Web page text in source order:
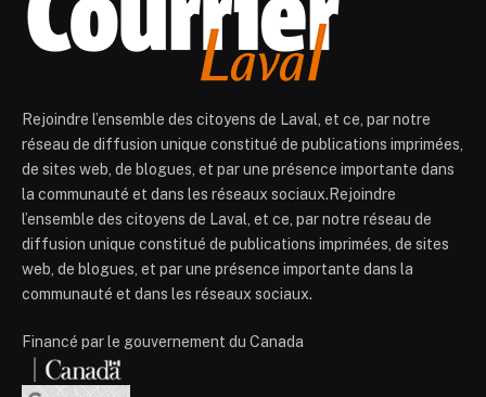
Rejoindre l’ensemble des citoyens de Laval, et ce, par notre
réseau de diffusion unique constitué de publications imprimées,
de sites web, de blogues, et par une présence importante dans
la communauté et dans les réseaux sociaux.Rejoindre
l’ensemble des citoyens de Laval, et ce, par notre réseau de
diffusion unique constitué de publications imprimées, de sites
web, de blogues, et par une présence importante dans la
communauté et dans les réseaux sociaux.
Financé par le gouvernement du Canada